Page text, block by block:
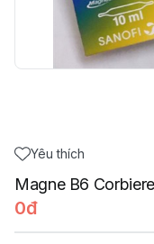
Yêu thích
Magne B6
0đ